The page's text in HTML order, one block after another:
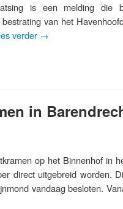
is een melding die
van het
verder →
in
op het Binnenhof in
direct uitgebreid worden.
vandaag besloten.